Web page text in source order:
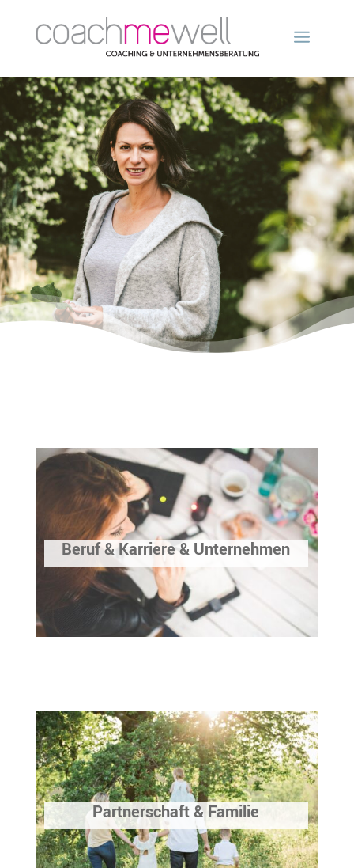
Beruf & Karriere & Unternehmen
Partnerschaft & Familie